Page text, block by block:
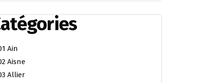
Ain
Aisne
Allier